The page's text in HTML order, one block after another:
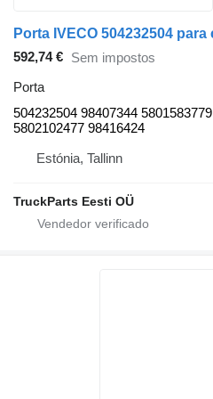
592,74 € Sem impostos
Porta
504232504 98407344 5801583779
5802102477 98416424
Estónia, Tallinn
TruckParts Eesti OÜ